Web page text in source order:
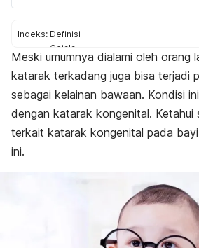
Indeks: Definisi
Gejala
Penyebab
Diagnosis
Pengobatan
Meski umumnya dialami oleh orang
katarak terkadang juga bisa terjadi
sebagai kelainan bawaan. Kondisi
dengan katarak kongenital. Ketahui
terkait katarak kongenital pada
ini.